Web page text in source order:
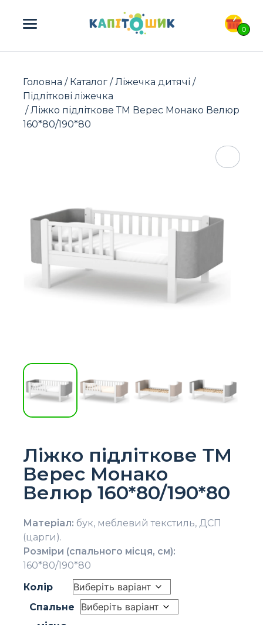
0
ПОШУК ТОВАРІВ:
Головна / Каталог / Ліжечка дитячі /
Підліткові ліжечка
/ Ліжко підліткове ТМ Верес Монако Велюр
160*80/190*80
Ліжко підліткове ТМ
Верес Монако
Велюр 160*80/190*80
Матеріал: бук, меблевий текстиль, ДСП
(царги).
Розміри (спального місця, см):
160*80/190*80
Колір
Спальне